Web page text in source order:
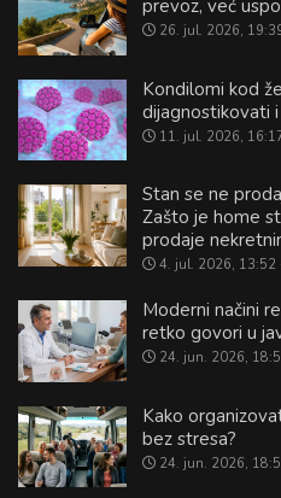
prevoz, već
26. jul. 2026,
Kondilomi kod
dijagnostikovati
11. jul. 2026,
Stan se ne
Zašto je home
prodaje
4. jul. 2026, 13:52
Moderni načini
retko govori u
24. jun. 2026,
Kako
bez stresa?
24. jun. 2026,